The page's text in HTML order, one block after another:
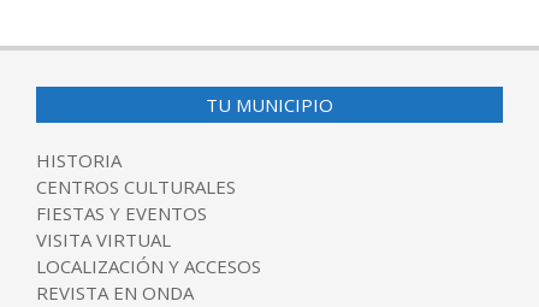
TU MUNICIPIO
HISTORIA
CENTROS CULTURALES
FIESTAS Y EVENTOS
VISITA VIRTUAL
LOCALIZACIÓN Y ACCESOS
REVISTA EN ONDA